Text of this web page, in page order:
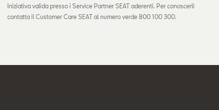
Iniziativa valida presso i Service Partner SEAT aderenti. Per conoscerli
contatta il Customer Care SEAT al numero verde 800 100 300.